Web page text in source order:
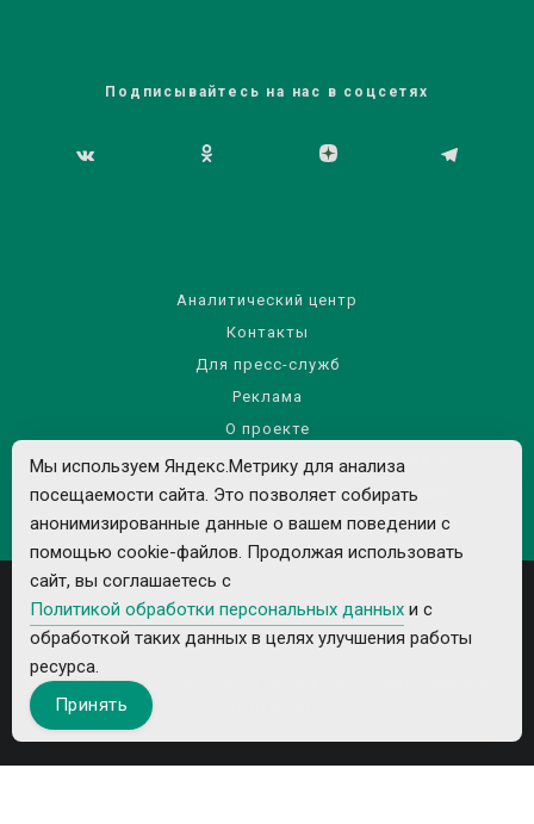
Подписывайтесь на нас в соцсетях
Аналитический центр
Контакты
Для пресс-служб
Реклама
О проекте
Правила использования материалов сайта
Политика обработки персональных данных
Все рекламируемые товары и услуги имеют необходимые лицензии и
Мы используем Яндекс.Метрику для анализа
посещаемости сайта. Это позволяет собирать
анонимизированные данные о вашем поведении с
помощью cookie-файлов. Продолжая использовать
сайт, вы соглашаетесь с
Политикой обработки персональных данных и с
обработкой таких данных в целях улучшения работы
ресурса.
Принять